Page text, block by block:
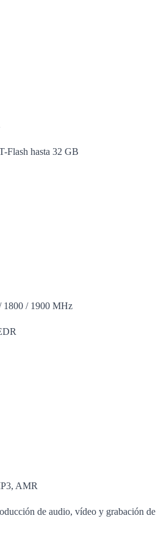
Flash hasta 32 GB
1800 / 1900 MHz
AMR
de audio, vídeo y grabación de